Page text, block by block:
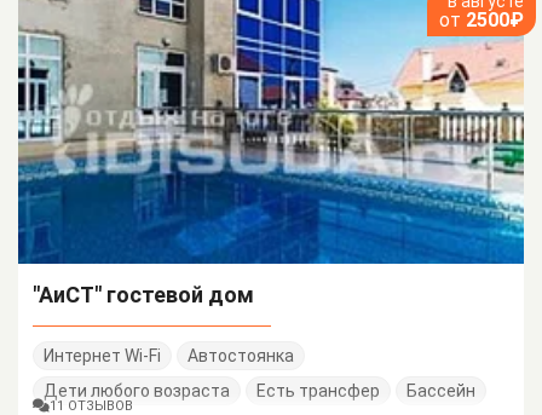
от 2500₽
"АиСТ" гостевой дом
Интернет Wi-Fi
Автостоянка
Дети любого возраста
Есть трансфер Бассейн
11 ОТЗЫВОВ